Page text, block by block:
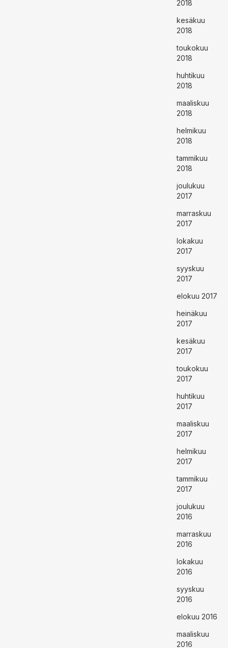
2018
kesäkuu
2018
toukokuu
2018
huhtikuu
2018
maaliskuu
2018
helmikuu
2018
tammikuu
2018
joulukuu
2017
marraskuu
2017
lokakuu
2017
syyskuu
2017
elokuu 2017
heinäkuu
2017
kesäkuu
2017
toukokuu
2017
huhtikuu
2017
maaliskuu
2017
helmikuu
2017
tammikuu
2017
joulukuu
2016
marraskuu
2016
lokakuu
2016
syyskuu
2016
elokuu 2016
maaliskuu
2016